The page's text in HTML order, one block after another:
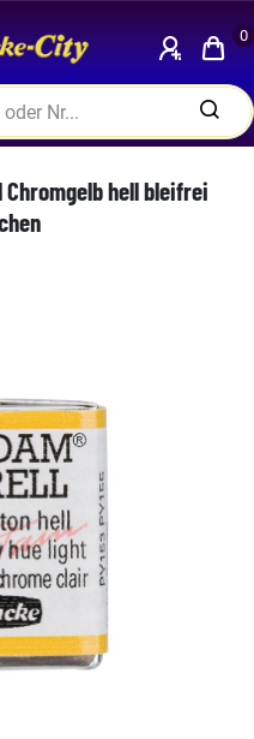
0
Chromgelb hell bleifrei